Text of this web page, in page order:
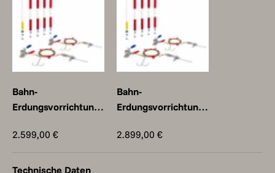
Bahn-
Erdungsvorrichtung
8,5 m, nicht
Angebot
2.599,00 €
Bahn-
Erdungsvorrichtung
12,0 m, profilfrei
Angebot
2.899,00 €
Technische Daten